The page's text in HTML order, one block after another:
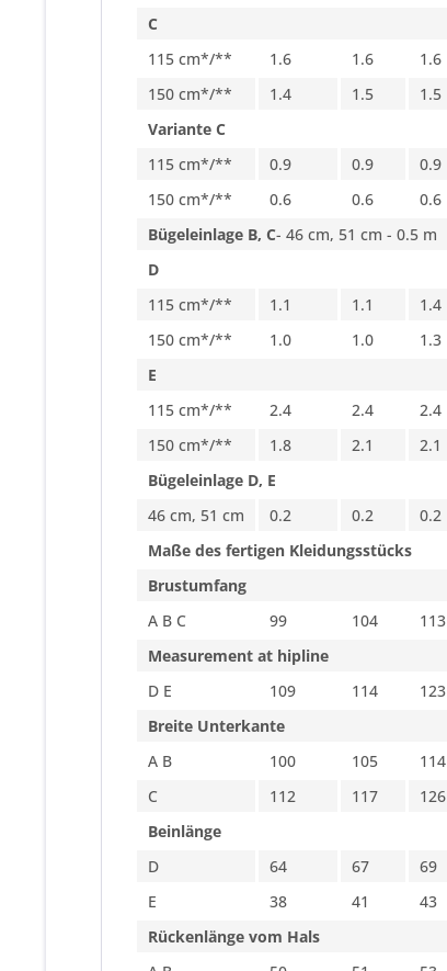
C
115 cm*/**
1.6 1.6 1.6
150 cm*/**
1.4 1.5 1.5
Variante C
115 cm*/**
0.9 0.9 0.9
150 cm*/**
0.6 0.6 0.6
Bügeleinlage B, C- 46 cm, 51 cm - 0.5 m
D
115 cm*/**
1.1 1.1 1.4
150 cm*/**
1.0 1.0 1.3
E
115 cm*/**
2.4 2.4 2.4
150 cm*/**
1.8 2.1 2.1
Bügeleinlage D, E
46 cm, 51 cm
0.2 0.2 0.2
Maße des fertigen Kleidungsstücks
Brustumfang
A B C
99 104 113
Measurement at hipline
D E
109 114 123
Breite Unterkante
A B
100 105 114
C
112 117 126
Beinlänge
D
64 67 69
E
38 41 43
Rückenlänge vom Hals